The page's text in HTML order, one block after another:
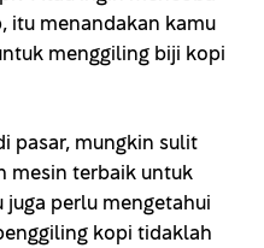
itu menandakan kamu
menggiling biji kopi
pasar, mungkin sulit
mesin terbaik untuk
juga perlu mengetahui
kopi tidaklah